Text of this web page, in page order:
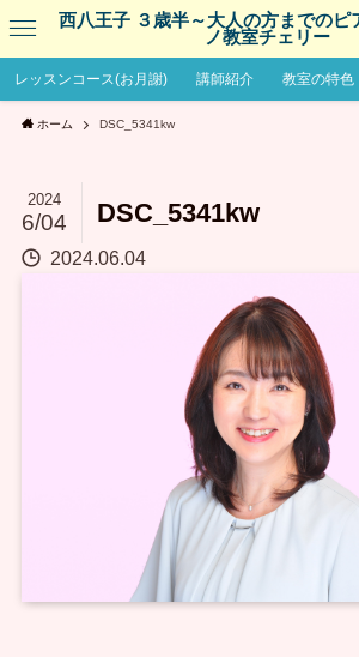
西八王子 ３歳半～大人の方までのピ
ノ教室チェリー
レッスンコース(お月謝) 講師紹介 教室の特色
ホーム DSC_5341kw
DSC_5341kw
2024
6/04
2024.06.04